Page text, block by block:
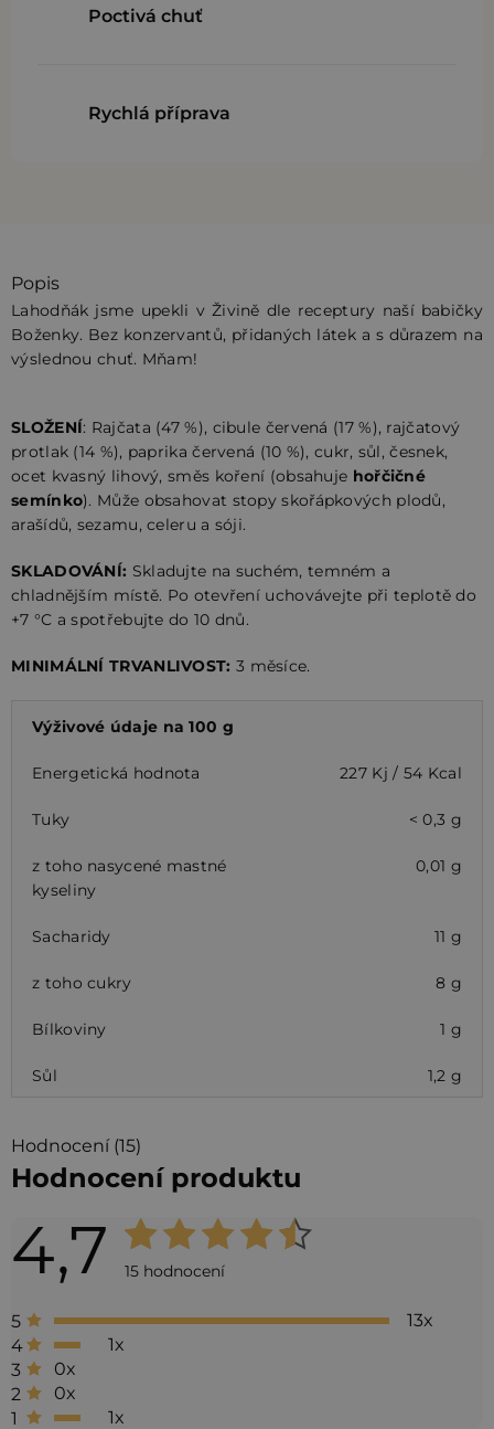
Poctivá chuť
Rychlá příprava
Popis
Lahodňák jsme upekli v Živině dle receptury naší babičky
Boženky. Bez konzervantů, přidaných látek a s důrazem na
výslednou chuť. Mňam!
SLOŽENÍ: Rajčata (47 %), cibule červená (17 %), rajčatový
protlak (14 %), paprika červená (10 %), cukr, sůl, česnek,
ocet kvasný lihový, směs koření (obsahuje hořčičné
semínko). Může obsahovat stopy skořápkových plodů,
arašídů, sezamu, celeru a sóji.
SKLADOVÁNÍ: Skladujte na suchém, temném a
chladnějším místě. Po otevření uchovávejte při teplotě do
+7 °C a spotřebujte do 10 dnů.
MINIMÁLNÍ TRVANLIVOST: 3 měsíce.
Výživové údaje na 100 g
Energetická hodnota 227 Kj / 54 Kcal
Tuky < 0,3 g
z toho nasycené mastné
kyseliny
0,01 g
Sacharidy 11 g
z toho cukry 8 g
Bílkoviny 1 g
Sůl 1,2 g
Hodnocení (15)
Hodnocení produktu
4,7
Průměrné
hodnocení
je
15 hodnocení
5
13x
4
1x
3
0x
2
0x
1
1x